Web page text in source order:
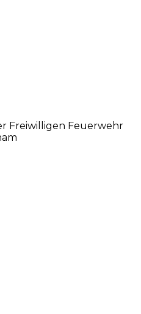
Freiwilligen Feuerwehr